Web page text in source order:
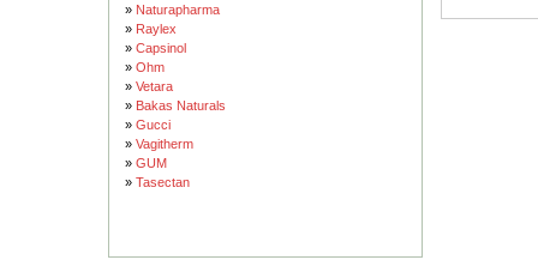
» Naturapharma
» Raylex
» Capsinol
» Ohm
» Vetara
» Bakas Naturals
» Gucci
» Vagitherm
» GUM
» Tasectan